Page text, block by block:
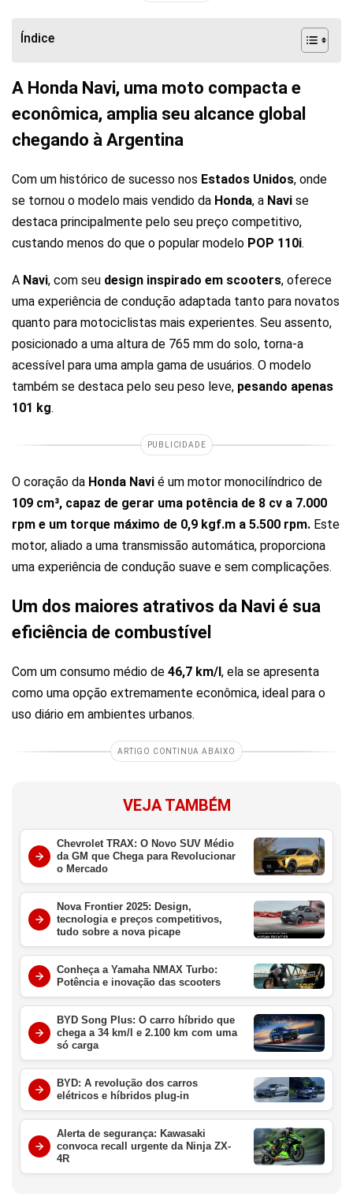
Índice
A Honda Navi, uma moto compacta e
econômica, amplia seu alcance global
chegando à Argentina
Com um histórico de sucesso nos Estados Unidos, onde
se tornou o modelo mais vendido da Honda, a Navi se
destaca principalmente pelo seu preço competitivo,
custando menos do que o popular modelo POP 110i.
A Navi, com seu design inspirado em scooters, oferece
uma experiência de condução adaptada tanto para novatos
quanto para motociclistas mais experientes. Seu assento,
posicionado a uma altura de 765 mm do solo, torna-a
acessível para uma ampla gama de usuários. O modelo
também se destaca pelo seu peso leve, pesando apenas
101 kg.
PUBLICIDADE
O coração da Honda Navi é um motor monocilíndrico de
109 cm³, capaz de gerar uma potência de 8 cv a 7.000
rpm e um torque máximo de 0,9 kgf.m a 5.500 rpm. Este
motor, aliado a uma transmissão automática, proporciona
uma experiência de condução suave e sem complicações.
Um dos maiores atrativos da Navi é sua
eficiência de combustível
Com um consumo médio de 46,7 km/l , ela se apresenta
como uma opção extremamente econômica, ideal para o
uso diário em ambientes urbanos.
ARTIGO CONTINUA ABAIXO
VEJA TAMBÉM
Chevrolet TRAX: O Novo SUV Médio
da GM que Chega para Revolucionar
o Mercado
Nova Frontier 2025: Design,
tecnologia e preços competitivos,
tudo sobre a nova picape
Conheça a Yamaha NMAX Turbo:
Potência e inovação das scooters
BYD Song Plus: O carro híbrido que
chega a 34 km/l e 2.100 km com uma
só carga
BYD: A revolução dos carros
elétricos e híbridos plug-in
Alerta de segurança: Kawasaki
convoca recall urgente da Ninja ZX-
4R